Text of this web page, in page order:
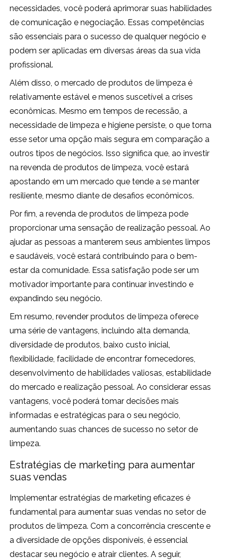
necessidades, você poderá aprimorar suas habilidades
de comunicação e negociação. Essas competências
são essenciais para o sucesso de qualquer negócio e
podem ser aplicadas em diversas áreas da sua vida
profissional.
Além disso, o mercado de produtos de limpeza é
relativamente estável e menos suscetível a crises
econômicas. Mesmo em tempos de recessão, a
necessidade de limpeza e higiene persiste, o que torna
esse setor uma opção mais segura em comparação a
outros tipos de negócios. Isso significa que, ao investir
na revenda de produtos de limpeza, você estará
apostando em um mercado que tende a se manter
resiliente, mesmo diante de desafios econômicos.
Por fim, a revenda de produtos de limpeza pode
proporcionar uma sensação de realização pessoal. Ao
ajudar as pessoas a manterem seus ambientes limpos
e saudáveis, você estará contribuindo para o bem-
estar da comunidade. Essa satisfação pode ser um
motivador importante para continuar investindo e
expandindo seu negócio.
Em resumo, revender produtos de limpeza oferece
uma série de vantagens, incluindo alta demanda,
diversidade de produtos, baixo custo inicial,
flexibilidade, facilidade de encontrar fornecedores,
desenvolvimento de habilidades valiosas, estabilidade
do mercado e realização pessoal. Ao considerar essas
vantagens, você poderá tomar decisões mais
informadas e estratégicas para o seu negócio,
aumentando suas chances de sucesso no setor de
limpeza.
Estratégias de marketing para aumentar
suas vendas
Implementar estratégias de marketing eficazes é
fundamental para aumentar suas vendas no setor de
produtos de limpeza. Com a concorrência crescente e
a diversidade de opções disponíveis, é essencial
destacar seu negócio e atrair clientes. A seguir,